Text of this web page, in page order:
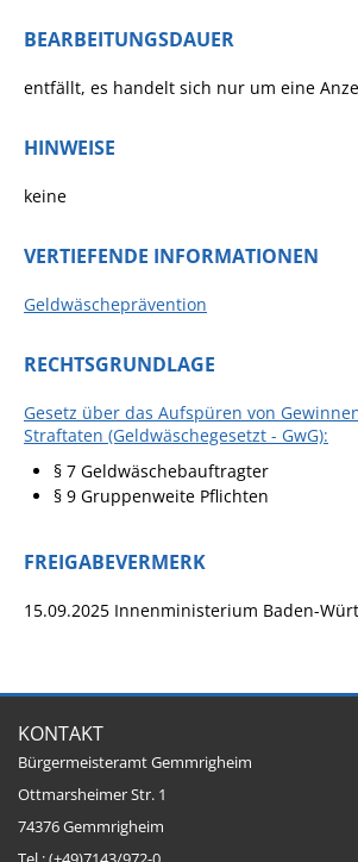
BEARBEITUNGSDAUER
entfällt, es handelt sich nur um eine
HINWEISE
keine
VERTIEFENDE INFORMATIONEN
Geldwäscheprävention
RECHTSGRUNDLAGE
Gesetz über das Aufspüren von
Straftaten (Geldwäschegesetzt - GwG):
§ 7 Geldwäschebauftragter
§ 9 Gruppenweite Pflichten
FREIGABEVERMERK
15.09.2025 Innenministerium Baden-
KONTAKT
Bürgermeisteramt Gemmrigheim
Ottmarsheimer Str. 1
74376 Gemmrigheim